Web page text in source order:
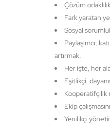
Çözüm
Fark yaratan
Sosyal
Paylaşımcı,
artırmak,
Her işte, her
Eşitlikçi,
Kooperatifçilik
Ekip
Yenilikçi